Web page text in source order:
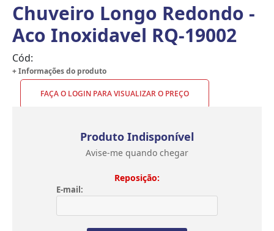
Chuveiro Longo Redondo -
Aco Inoxidavel RQ-19002
Cód:
+ Informações do produto
FAÇA O LOGIN PARA VISUALIZAR O PREÇO
Produto Indisponível
Avise-me quando chegar
Reposição:
E-mail: